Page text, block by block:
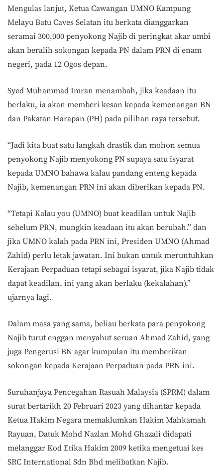
Mengulas lanjut, Ketua Cawangan UMNO Kampung
Melayu Batu Caves Selatan itu berkata dianggarkan
seramai 300,000 penyokong Najib di peringkat akar umbi
akan beralih sokongan kepada PN dalam PRN di enam
negeri, pada 12 Ogos depan.
Syed Muhammad Imran menambah, jika keadaan itu
berlaku, ia akan memberi kesan kepada kemenangan BN
dan Pakatan Harapan (PH) pada pilihan raya tersebut.
“Jadi kita buat satu langkah drastik dan mohon semua
penyokong Najib menyokong PN supaya satu isyarat
kepada UMNO bahawa kalau pandang enteng kepada
Najib, kemenangan PRN ini akan diberikan kepada PN.
“Tetapi Kalau you (UMNO) buat keadilan untuk Najib
sebelum PRN, mungkin keadaan itu akan berubah.” dan
jika UMNO kalah pada PRN ini, Presiden UMNO (Ahmad
Zahid) perlu letak jawatan. Ini bukan untuk meruntuhkan
Kerajaan Perpaduan tetapi sebagai isyarat, jika Najib tidak
dapat keadilan. ini yang akan berlaku (kekalahan),”
ujarnya lagi.
Dalam masa yang sama, beliau berkata para penyokong
Najib turut enggan menyahut seruan Ahmad Zahid, yang
juga Pengerusi BN agar kumpulan itu memberikan
sokongan kepada Kerajaan Perpaduan pada PRN ini.
Suruhanjaya Pencegahan Rasuah Malaysia (SPRM) dalam
surat bertarikh 20 Februari 2023 yang dihantar kepada
Ketua Hakim Negara memaklumkan Hakim Mahkamah
Rayuan, Datuk Mohd Nazlan Mohd Ghazali didapati
melanggar Kod Etika Hakim 2009 ketika mengetuai kes
SRC International Sdn Bhd melibatkan Najib.